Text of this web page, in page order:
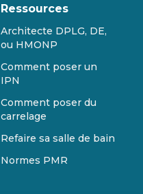
Ressources
Architecte DPLG, DE,
ou HMONP
Comment poser un
IPN
Comment poser du
carrelage
Refaire sa salle de bain
Normes PMR